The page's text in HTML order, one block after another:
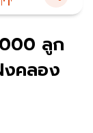
ลูก
งคลอง